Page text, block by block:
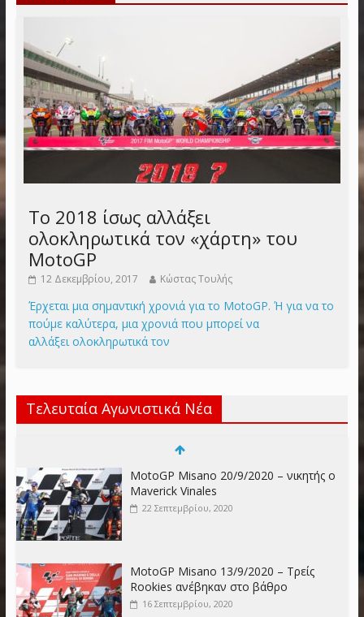
Το 2018 ίσως αλλάξει
ολοκληρωτικά τον «χάρτη» του
MotoGP
12 Δεκεμβρίου, 2017 Κώστας Τουλής
Έρχεται μια σημαντική χρονιά για το MotoGP. Ή για να το
πούμε καλύτερα, μια χρονιά που μπορεί να
αλλάξει ολοκληρωτικά τον
Τελευταία Αγωνιστικά Νέα
MotoGP Misano 20/9/2020 – νικητής ο
Maverick Vinales
22 Σεπτεμβρίου, 2020
MotoGP Misano 13/9/2020 – Τρείς
Rookies ανέβηκαν στο βάθρο
16 Σεπτεμβρίου, 2020